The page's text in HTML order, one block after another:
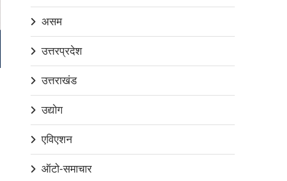
असम
उत्तरप्रदेश
उत्तराखंड
उद्योग
एविएशन
ऑटो-समाचार